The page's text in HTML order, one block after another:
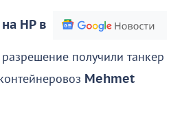
НР в
получили танкер
Mehmet